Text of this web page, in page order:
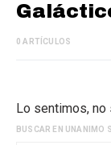
0 ARTÍCULOS
Lo sentimos, no
BUSCAR EN UNANIMO